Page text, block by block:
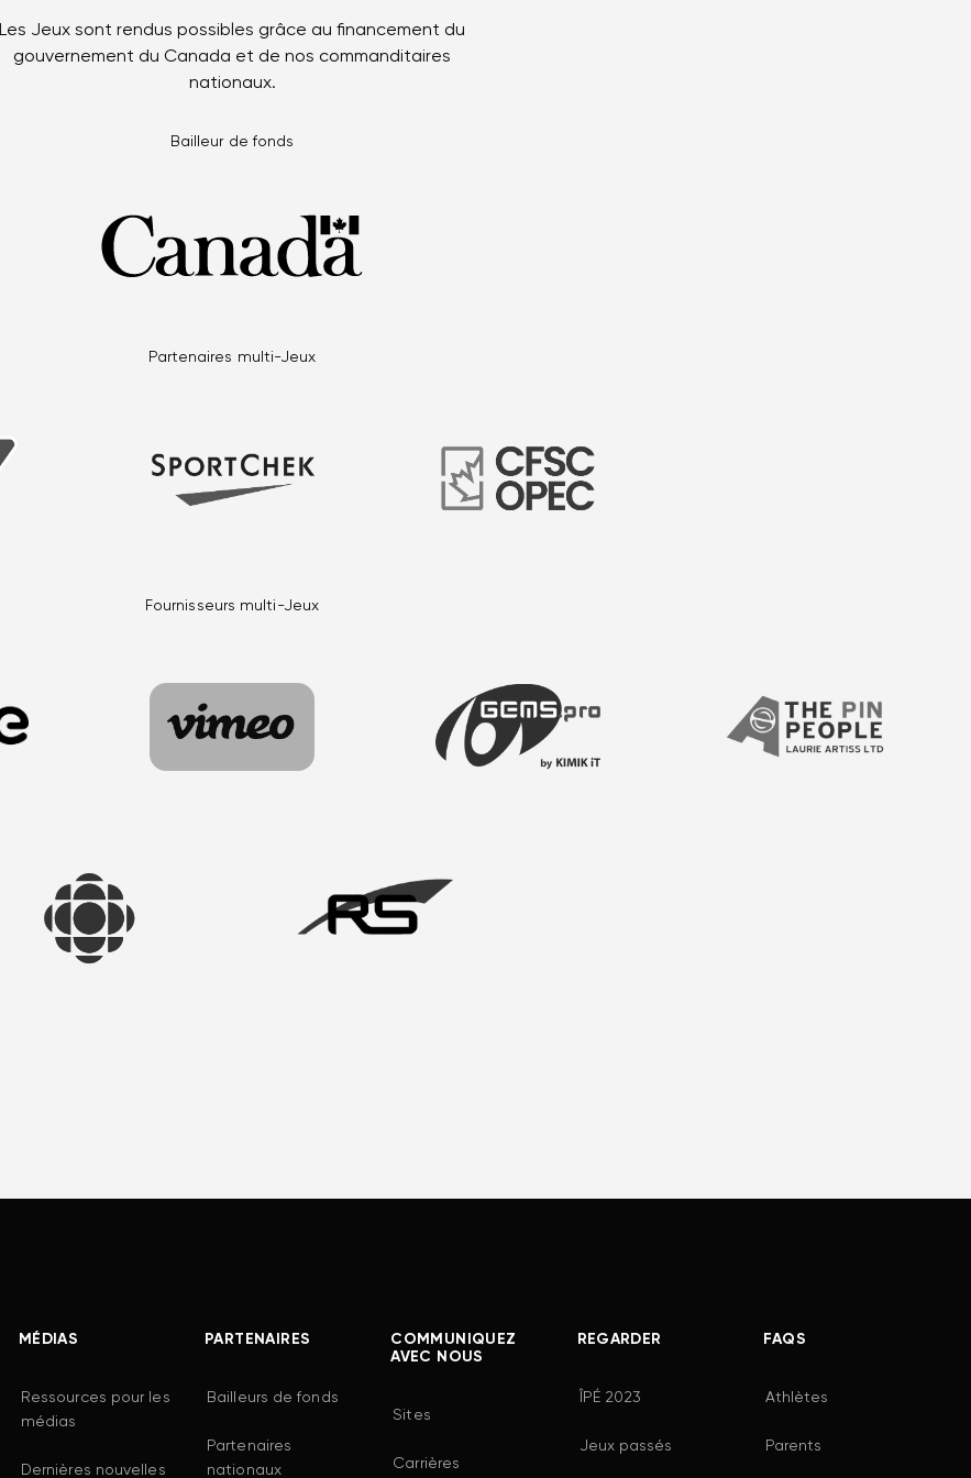
Les Jeux sont rendus possibles grâce au financement du
gouvernement du Canada et de nos commanditaires
nationaux.
Bailleur de fonds
Partenaires multi-Jeux
Fournisseurs multi-Jeux
MÉDIAS
Ressources pour les
médias
Dernières nouvelles
PARTENAIRES
Bailleurs de fonds
Partenaires
nationaux
COMMUNIQUEZ
AVEC NOUS
Sites
Carrières
REGARDER
ÎPÉ 2023
Jeux passés
FAQS
Athlètes
Parents